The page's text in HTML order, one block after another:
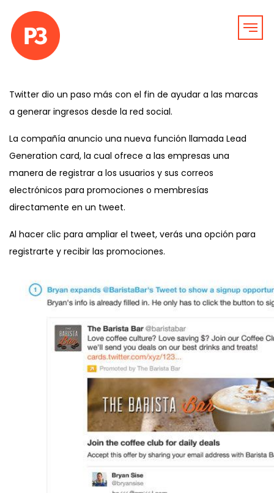
Twitter dio un paso más con el fin de ayudar a las marcas
a generar ingresos desde la red social.
La compañía anuncio una nueva función llamada Lead
Generation card, la cual ofrece a las empresas una
manera de registrar a los usuarios y sus correos
electrónicos para promociones o membresías
directamente en un tweet.
Al hacer clic para ampliar el tweet, verás una opción para
registrarte y recibir las promociones.